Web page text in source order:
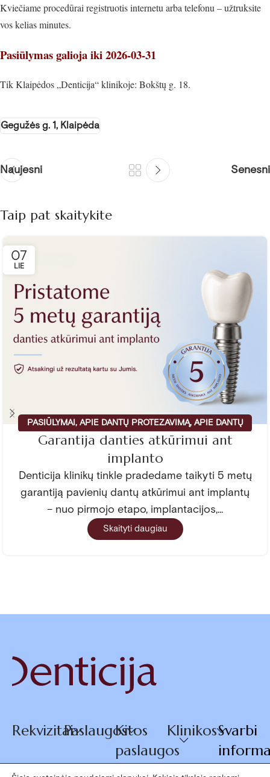
Kviečiame procedūrai registruotis internetu arba telefonu – užtruksite
vos kelias minutes.
Pasiūlymas galioja iki 2026-03-31
Tik Klaipėdos „Denticija“ klinikoje: Bokštų g. 18.
Gegužės g. 1, Klaipėda
Naujesni Senesni
Taip pat skaitykite
07
LIE
PASIŪLYMAI, APIE DANTŲ PROTEZAVIMĄ, APIE DANTŲ
IMPLANTACIJĄ
Garantija danties atkūrimui ant
implanto
Denticija klinikų tinkle pradedame taikyti 5 metų
garantiją pavienių dantų atkūrimui ant implantų
– nuo pirmojo etapo, implantacijos,...
Skaityti daugiau
RekvizitaiPaslaugosKitos
paslaugos
KlinikosSvarbi